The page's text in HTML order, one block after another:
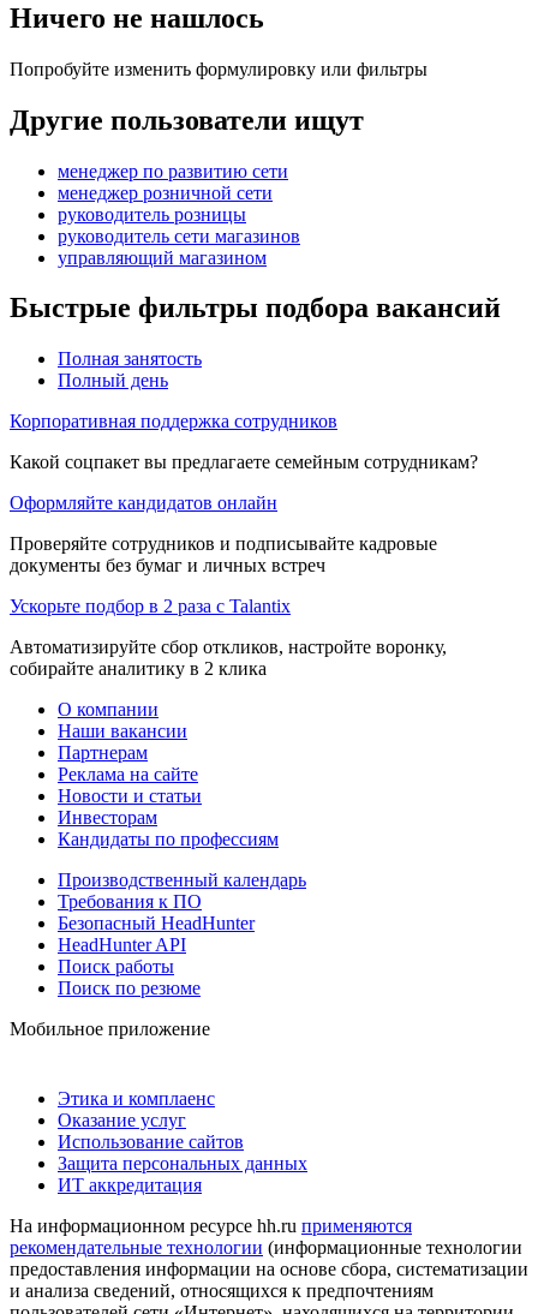
Ничего не нашлось
Попробуйте изменить формулировку или фильтры
Другие пользователи ищут
менеджер по развитию сети
менеджер розничной сети
руководитель розницы
руководитель сети магазинов
управляющий магазином
Быстрые фильтры подбора вакансий
Полная занятость
Полный день
Корпоративная поддержка сотрудников
Какой соцпакет вы предлагаете семейным сотрудникам?
Оформляйте кандидатов онлайн
Проверяйте сотрудников и подписывайте кадровые
документы без бумаг и личных встреч
Ускорьте подбор в 2 раза с Talantix
Автоматизируйте сбор откликов, настройте воронку,
собирайте аналитику в 2 клика
О компании
Наши вакансии
Партнерам
Реклама на сайте
Новости и статьи
Инвесторам
Кандидаты по профессиям
Производственный календарь
Требования к ПО
Безопасный HeadHunter
HeadHunter API
Поиск работы
Поиск по резюме
Мобильное приложение
Этика и комплаенс
Оказание услуг
Использование сайтов
Защита персональных данных
ИТ аккредитация
На информационном ресурсе hh.ru применяются
рекомендательные технологии (информационные технологии
предоставления информации на основе сбора, систематизации
и анализа сведений, относящихся к предпочтениям